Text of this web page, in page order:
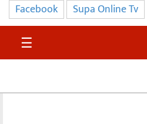
प्रमुख
समाचार
सुदुर
Facebook Supa Online Tv
☰